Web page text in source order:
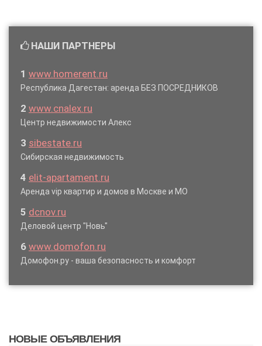
НАШИ ПАРТНЕРЫ
1 www.homerent.ru
Республика Дагестан: аренда БЕЗ ПОСРЕДНИКОВ
2 www.cnalex.ru
Центр недвижимости Алекс
3 sibestate.ru
Сибирская недвижимость
4 elit-apartament.ru
Аренда vip квартир и домов в Москве и МО
5 dcnov.ru
Деловой центр "Новь"
6 www.domofon.ru
Домофон.ру - ваша безопасность и комфорт
НОВЫЕ ОБЪЯВЛЕНИЯ